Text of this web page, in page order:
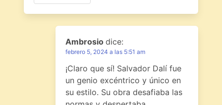
Ambrosio dice:
febrero 5, 2024 a las 5:51 am
¡Claro que sí! Salvador Dalí fue
un genio excéntrico y único en
su estilo. Su obra desafiaba las